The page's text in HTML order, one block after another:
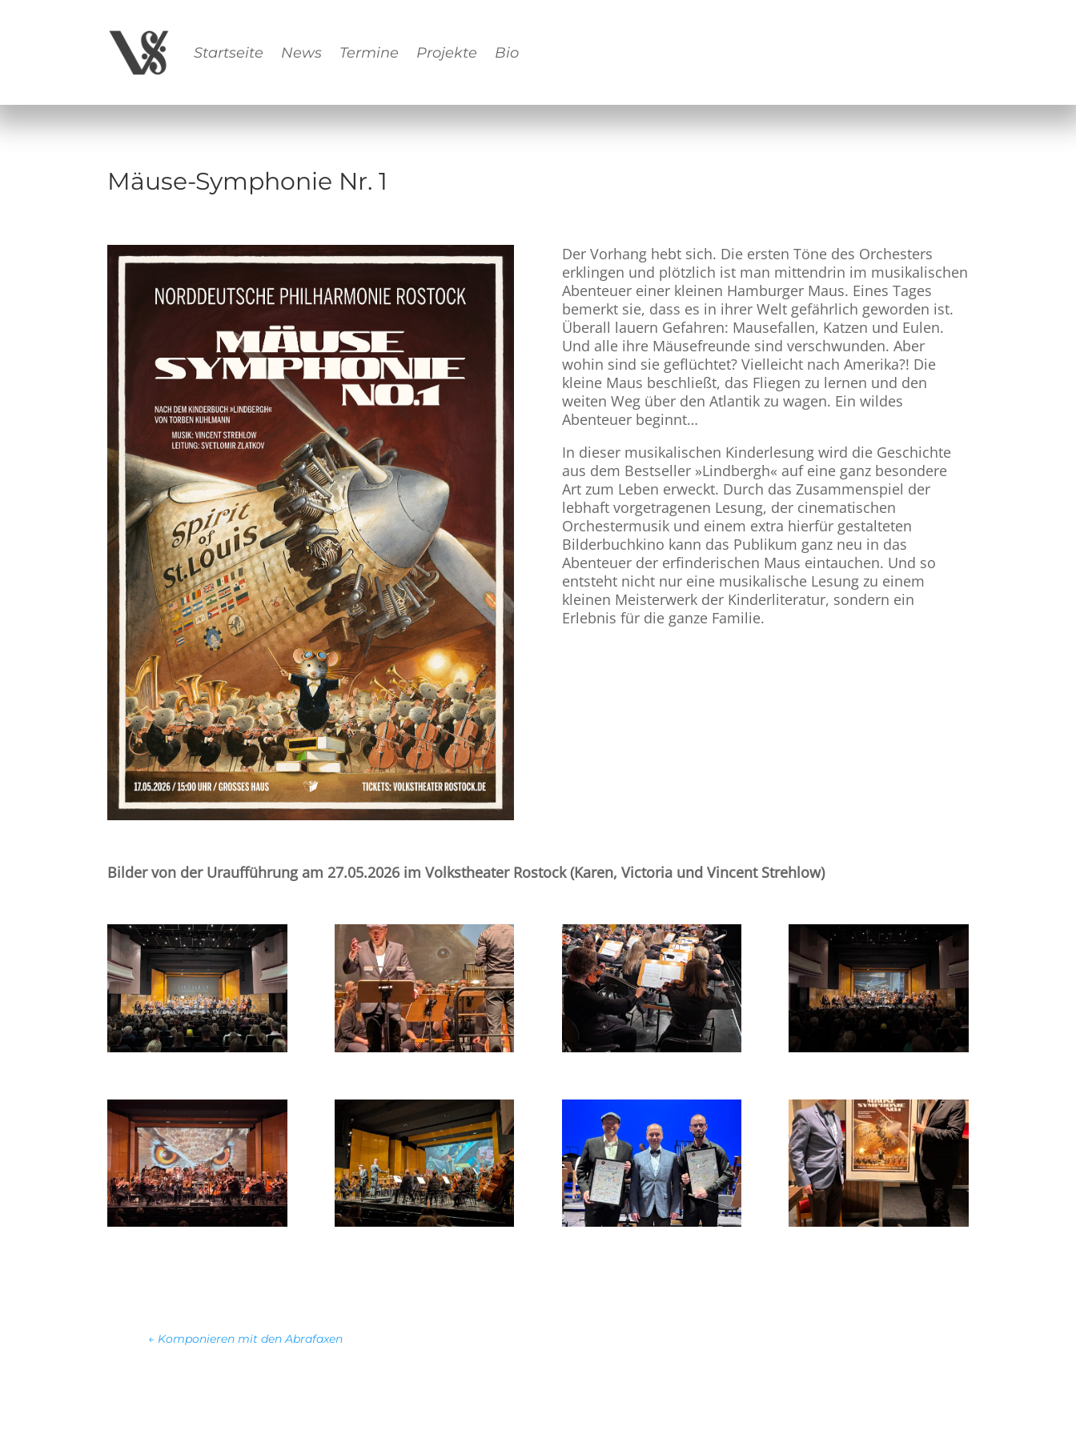
Startseite News Termine Projekte Bio
Mäuse-Symphonie Nr. 1
Der Vorhang hebt sich. Die ersten Töne des Orchesters
erklingen und plötzlich ist man mittendrin im musikalischen
Abenteuer einer kleinen Hamburger Maus. Eines Tages
bemerkt sie, dass es in ihrer Welt gefährlich geworden ist.
Überall lauern Gefahren: Mausefallen, Katzen und Eulen.
Und alle ihre Mäusefreunde sind verschwunden. Aber
wohin sind sie geflüchtet? Vielleicht nach Amerika?! Die
kleine Maus beschließt, das Fliegen zu lernen und den
weiten Weg über den Atlantik zu wagen. Ein wildes
Abenteuer beginnt…
In dieser musikalischen Kinderlesung wird die Geschichte
aus dem Bestseller »Lindbergh« auf eine ganz besondere
Art zum Leben erweckt. Durch das Zusammenspiel der
lebhaft vorgetragenen Lesung, der cinematischen
Orchestermusik und einem extra hierfür gestalteten
Bilderbuchkino kann das Publikum ganz neu in das
Abenteuer der erfinderischen Maus eintauchen. Und so
entsteht nicht nur eine musikalische Lesung zu einem
kleinen Meisterwerk der Kinderliteratur, sondern ein
Erlebnis für die ganze Familie.
Bilder von der Uraufführung am 27.05.2026 im Volkstheater Rostock (Karen, Victoria und Vincent Strehlow)
← Komponieren mit den Abrafaxen